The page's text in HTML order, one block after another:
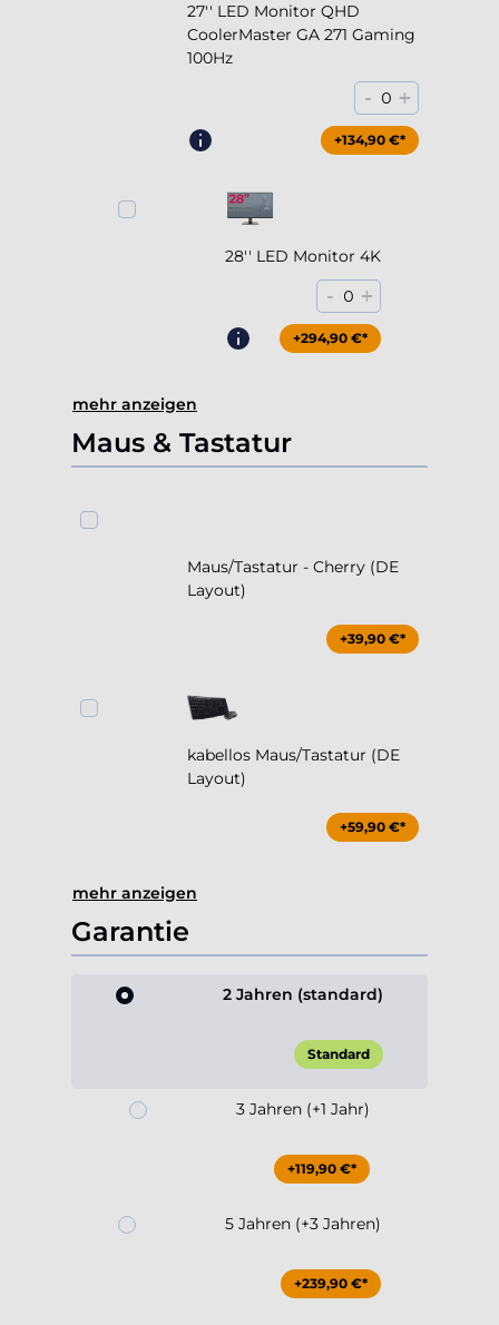
27'' LED Monitor QHD
CoolerMaster GA 271 Gaming
100Hz
- 0 +
+204,90 €*
+134,90 €*
28'' LED Monitor 4K
- 0 +
+294,90 €*
mehr anzeigen
Maus & Tastatur
Maus/Tastatur - Cherry (DE
Layout)
+39,90 €*
kabellos Maus/Tastatur (DE
Layout)
+59,90 €*
mehr anzeigen
Garantie
2 Jahren (standard)
Standard
3 Jahren (+1 Jahr)
+119,90 €*
5 Jahren (+3 Jahren)
+239,90 €*